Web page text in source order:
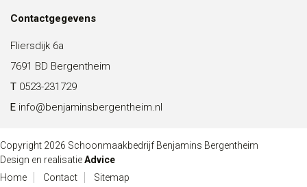
Contactgegevens
Fliersdijk 6a
7691 BD Bergentheim
T 0523-231729
E info@benjaminsbergentheim.nl
Copyright 2026 Schoonmaakbedrijf Benjamins Bergentheim
Design en realisatieAdvice
Home
Contact Sitemap